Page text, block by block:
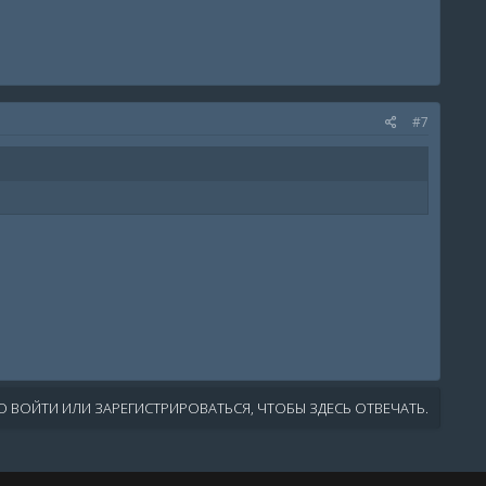
#7
ИЛИ ЗАРЕГИСТРИРОВАТЬСЯ, ЧТОБЫ ЗДЕСЬ ОТВЕЧАТЬ.